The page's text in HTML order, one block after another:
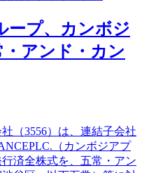
ープ、カンボジ
アンド・カン
（3556）は、連結子会社
（カンボジアプ
済全株式を、五常・アン